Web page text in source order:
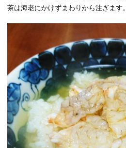
茶は海老にかけずまわりから注ぎます。